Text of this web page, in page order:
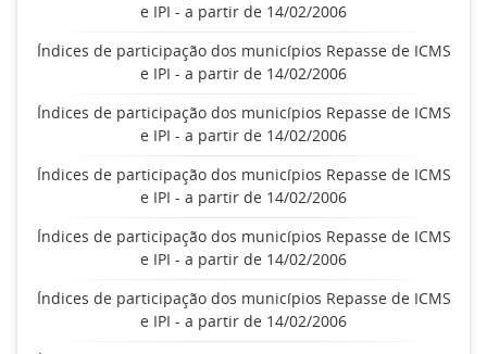
e IPI - a partir de 14/02/2006
Índices de participação dos municípios Repasse de ICMS
e IPI - a partir de 14/02/2006
Índices de participação dos municípios Repasse de ICMS
e IPI - a partir de 14/02/2006
Índices de participação dos municípios Repasse de ICMS
e IPI - a partir de 14/02/2006
Índices de participação dos municípios Repasse de ICMS
e IPI - a partir de 14/02/2006
Índices de participação dos municípios Repasse de ICMS
e IPI - a partir de 14/02/2006